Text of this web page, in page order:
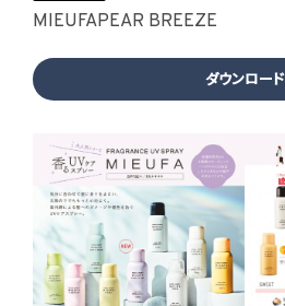
MIEUFAPEAR BREEZE
ダウンロード